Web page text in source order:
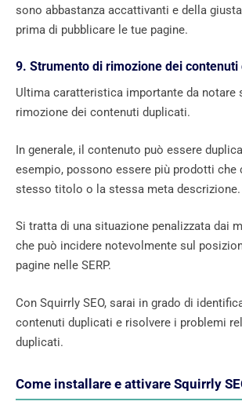
sono abbastanza accattivanti e della
prima di pubblicare le tue pagine.
9. Strumento di rimozione dei contenuti
Ultima caratteristica importante da notare
rimozione dei contenuti duplicati.
In generale, il contenuto può essere
esempio, possono essere più prodotti che
stesso titolo o la stessa meta descrizione.
Si tratta di una situazione penalizzata dai
che può incidere notevolmente sul
pagine nelle SERP.
Con Squirrly SEO, sarai in grado di
contenuti duplicati e risolvere i problemi
duplicati.
Come installare e attivare Squirrly